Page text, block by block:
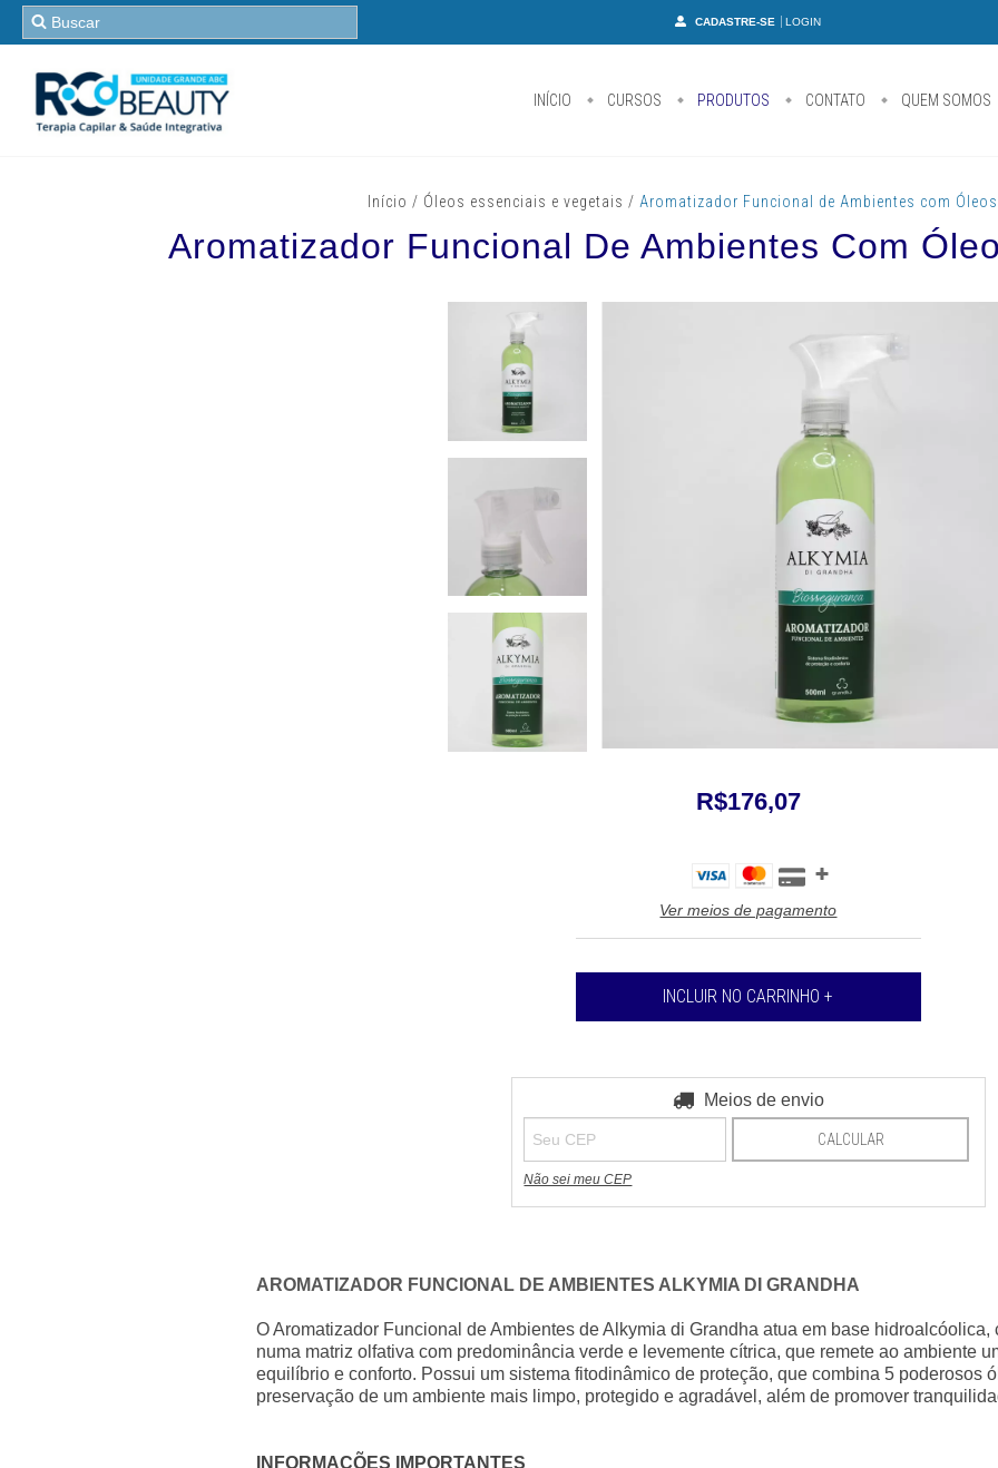
CADASTRE-SE LOGIN
INÍCIO CURSOS PRODUTOS CONTATO QUEM SOMOS
Início / Óleos essenciais e vegetais / Aromatizador Funcional de Ambientes com
Aromatizador Funcional De Ambientes Com
R$176,07
Ver meios de pagamento
Entregas para o CEP: Meios de envio
CALCULAR
Não sei meu CEP
AROMATIZADOR FUNCIONAL DE AMBIENTES ALKYMIA DI GRANDHA
O Aromatizador Funcional de Ambientes de Alkymia di Grandha atua em base hidroalcóolica,
numa matriz olfativa com predominância verde e levemente cítrica, que remete ao ambiente
equilíbrio e conforto. Possui um sistema fitodinâmico de proteção, que combina 5 poderosos
preservação de um ambiente mais limpo, protegido e agradável, além de promover
INFORMAÇÕES IMPORTANTES